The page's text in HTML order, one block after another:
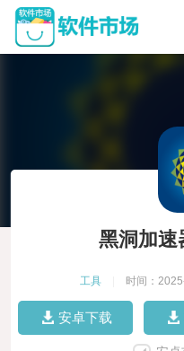
黑洞加速
工具 时间：
安卓下载